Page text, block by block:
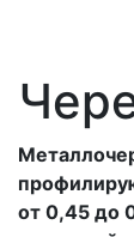
от 0,45 до